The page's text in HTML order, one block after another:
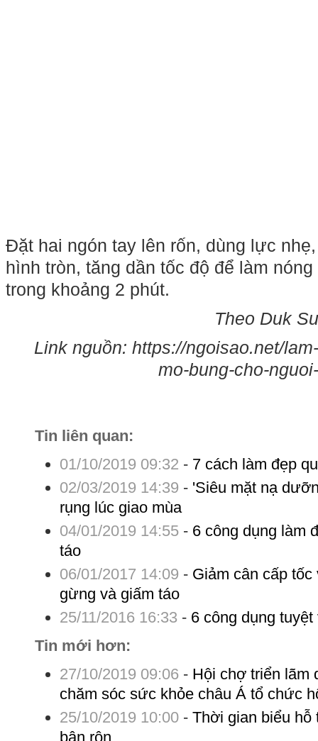
Đặt hai ngón tay lên rốn, dùng lực
hình tròn, tăng dần tốc độ để làm
trong khoảng 2 phút.
Theo Duk
Link nguồn: https://ngoisao.net/
mo-bung-cho-
Tin liên quan:
01/10/2019 09:32 - 7 cách làm đẹp
02/03/2019 14:39 - 'Siêu mặt nạ
rụng lúc giao mùa
04/01/2019 14:55 - 6 công dụng làm
táo
06/01/2017 14:09 - Giảm cân cấp
gừng và giấm táo
25/11/2016 16:33 - 6 công dụng
Tin mới hơn:
27/10/2019 09:06 - Hội chợ triển lãm
chăm sóc sức khỏe châu Á tổ chức
25/10/2019 10:00 -Thời gian biểu
bận rộn